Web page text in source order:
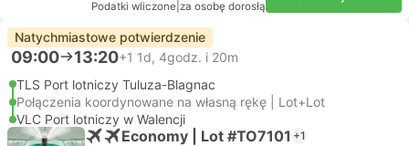
Podatki wliczone za osobę dorosłą
Natychmiastowe potwierdzenie
09:00 13:20+1 1d, 4godz. i 20m
TLS Port lotniczy Tuluza-Blagnac
Połączenia koordynowane na własną rękę | Lot+Lot
VLC Port lotniczy w Walencji
Economy | Lot #TO7101 +1